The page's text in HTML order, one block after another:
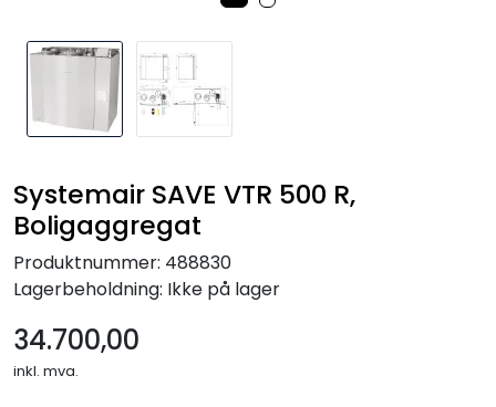
Systemair SAVE VTR 500 R,
Boligaggregat
Produktnummer: 488830
Lagerbeholdning: Ikke på lager
34.700,00
inkl. mva.